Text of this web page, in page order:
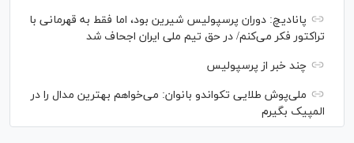
پانادیچ: دوران پرسپولیس شیرین بود، اما فقط به قهرمانی با
تراکتور فکر می‌کنم/ در حق تیم ملی ایران اجحاف شد
چند خبر از پرسپولیس
ملی‌پوش‌ طلایی تکواندو بانوان: می‌خواهم بهترین مدال را در
المپیک بگیرم